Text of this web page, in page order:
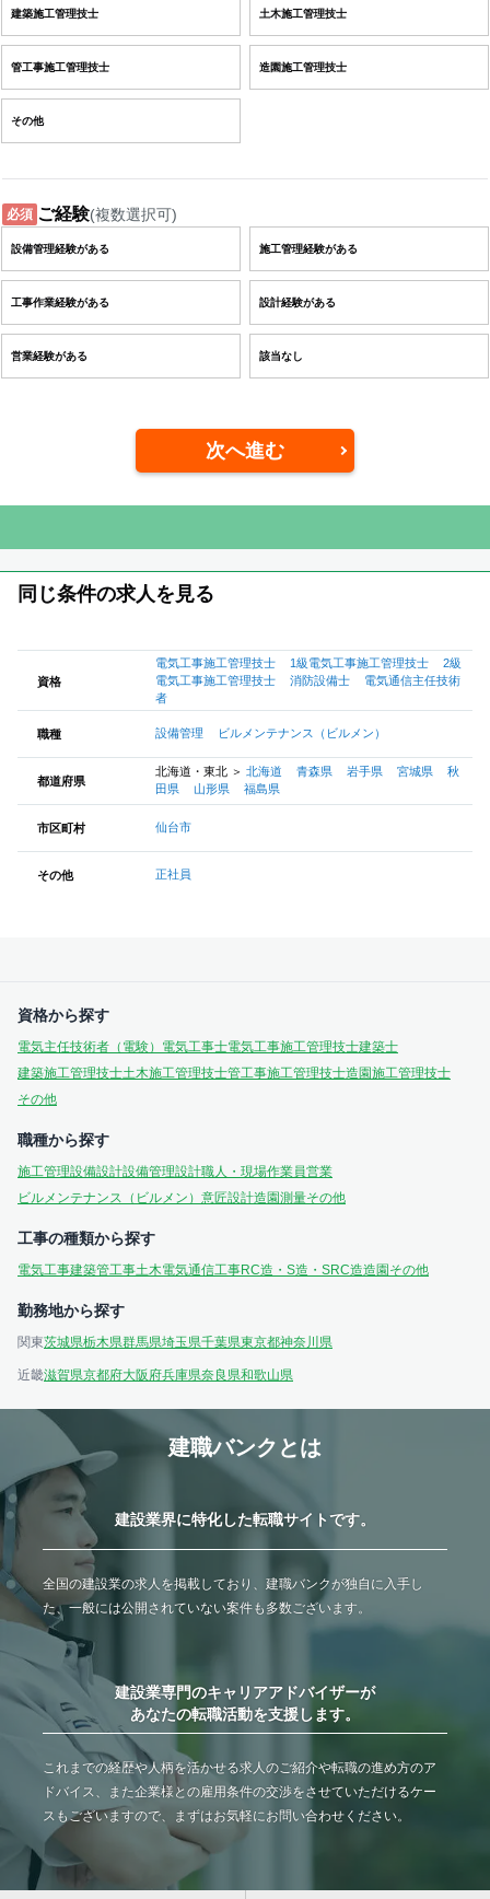
建築施工管理技士 土木施工管理技士
管工事施工管理技士 造園施工管理技士
その他
必須 ご経験(複数選択可)
設備管理経験がある 施工管理経験がある
工事作業経験がある 設計経験がある
営業経験がある 該当なし
次へ進む
同じ条件の求人を見る
資格
電気工事施工管理技士 1級電気工事施工管理技士
2級
電気工事施工管理技士
消防設備士
電気通信主任技術
者
職種 設備管理 ビルメンテナンス（ビルメン）
都道府県
北海道・東北 ＞ 北海道 青森県 岩手県 宮城県
秋
田県
山形県 福島県
市区町村 仙台市
その他 正社員
資格から探す
電気主任技術者（電験） 電気工事士電気工事施工管理技士建築士
建築施工管理技士土木施工管理技士管工事施工管理技士造園施工管理技士
その他
職種から探す
施工管理設備設計設備管理設計職人・現場作業員営業
ビルメンテナンス（ビルメン） 意匠設計造園測量その他
工事の種類から探す
電気工事建築管工事土木電気通信工事RC造・S造・SRC造造園 その他
勤務地から探す
関東茨城県栃木県群馬県埼玉県千葉県東京都神奈川県
近畿滋賀県京都府大阪府兵庫県奈良県和歌山県
建職バンクとは
建設業界に特化した転職サイトです。
全国の建設業の求人を掲載しており、建職バンクが独自に入手し
た、一般には公開されていない案件も多数ございます。
建設業専門のキャリアアドバイザーが
あなたの転職活動を支援します。
これまでの経歴や人柄を活かせる求人のご紹介や転職の進め方のア
ドバイス、また企業様との雇用条件の交渉をさせていただけるケー
スもございますので、まずはお気軽にお問い合わせください。